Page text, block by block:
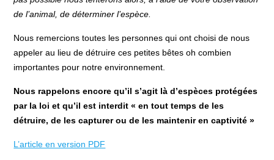
de l’animal, de déterminer l’espèce.
Nous remercions toutes les personnes qui ont choisi de nous
appeler au lieu de détruire ces petites bêtes oh combien
importantes pour notre environnement.
Nous rappelons encore qu’il s’agit là d’espèces protégées
par la loi et qu’il est interdit « en tout temps de les
détruire, de les capturer ou de les maintenir en captivité »
L’article en version PDF